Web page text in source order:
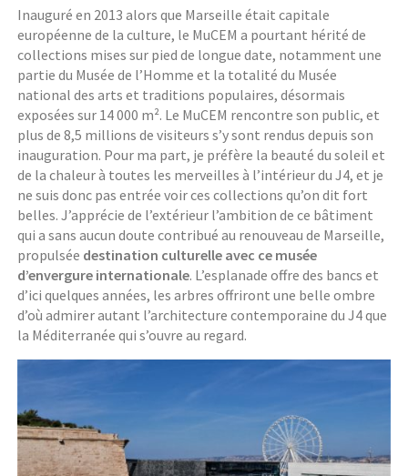
Inauguré en 2013 alors que Marseille était capitale
européenne de la culture, le MuCEM a pourtant hérité de
collections mises sur pied de longue date, notamment une
partie du Musée de l’Homme et la totalité du Musée
national des arts et traditions populaires, désormais
exposées sur 14 000 m². Le MuCEM rencontre son public, et
plus de 8,5 millions de visiteurs s’y sont rendus depuis son
inauguration. Pour ma part, je préfère la beauté du soleil et
de la chaleur à toutes les merveilles à l’intérieur du J4, et je
ne suis donc pas entrée voir ces collections qu’on dit fort
belles. J’apprécie de l’extérieur l’ambition de ce bâtiment
qui a sans aucun doute contribué au renouveau de Marseille,
propulsée destination culturelle avec ce musée
d’envergure internationale. L’esplanade offre des bancs et
d’ici quelques années, les arbres offriront une belle ombre
d’où admirer autant l’architecture contemporaine du J4 que
la Méditerranée qui s’ouvre au regard.